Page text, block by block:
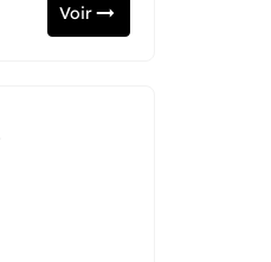
Voir